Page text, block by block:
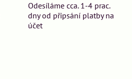
Odesíláme cca. 1-4 prac.
dny od připsání platby na
účet